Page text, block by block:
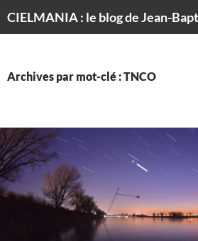
Archives par mot-clé : TNCO